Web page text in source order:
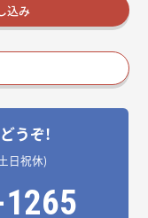
込み
うぞ!
日祝休)